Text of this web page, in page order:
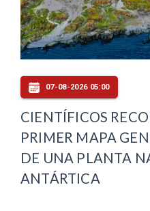
07-08-2026 05:00
CIENTÍFICOS
PRIMER MAPA
DE UNA PLANTA
ANTÁRTICA